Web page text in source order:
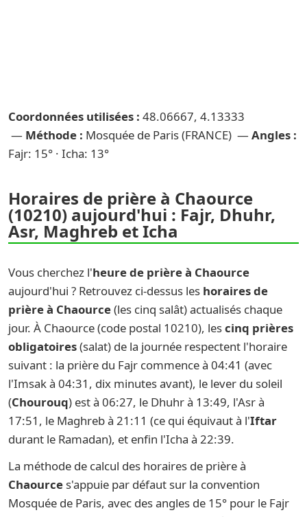
Coordonnées utilisées : 48.06667, 4.13333
— Méthode : Mosquée de Paris (FRANCE) — Angles :
Fajr: 15° · Icha: 13°
Horaires de prière à Chaource
(10210) aujourd'hui : Fajr, Dhuhr,
Asr, Maghreb et Icha
Vous cherchez l'heure de prière à Chaource
aujourd'hui ? Retrouvez ci-dessus les horaires de
prière à Chaource(les cinq salât) actualisés chaque
jour. À Chaource (code postal 10210), lescinq prières
obligatoires(salat) de la journée respectent l'horaire
suivant : la prière du Fajr commence à 04:41 (avec
l'Imsak à 04:31, dix minutes avant), le lever du soleil
(Chourouq) est à 06:27, le Dhuhr à 13:49, l'Asr à
17:51, le Maghreb à 21:11 (ce qui équivaut à l'Iftar
durant le Ramadan), et enfin l'Icha à 22:39.
La méthode de calcul des horaires de prière à
Chaource s'appuie par défaut sur la convention
Mosquée de Paris, avec des angles de 15° pour le Fajr